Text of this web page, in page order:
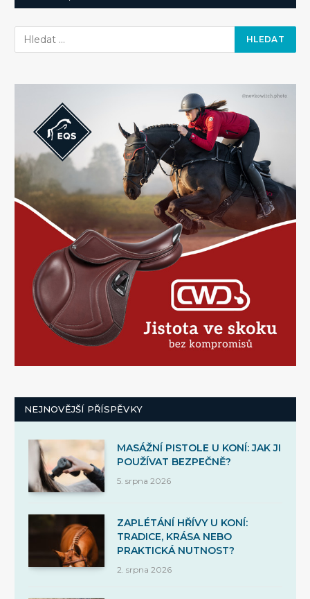
NEJNOVĚJŠÍ PŘÍSPĚVKY
MASÁŽNÍ PISTOLE U KONÍ: JAK JI
POUŽÍVAT BEZPEČNĚ?
5. srpna 2026
ZAPLÉTÁNÍ HŘÍVY U KONÍ:
TRADICE, KRÁSA NEBO
PRAKTICKÁ NUTNOST?
2. srpna 2026